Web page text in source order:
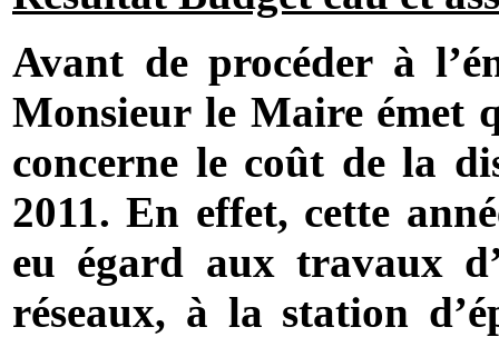
Avant de procéder à
Monsieur le Maire émet
concerne le coût de la
2011. En effet, cette
eu égard aux travaux
réseaux, à la station